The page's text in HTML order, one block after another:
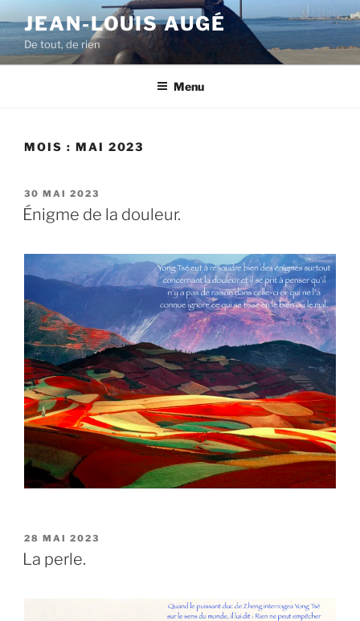
au
contenu
principal
JEAN-LOUIS AUGÉ
De tout, de rien
Menu
MOIS : MAI 2023
PUBLIÉ
LE
30 MAI 2023
Énigme de la douleur.
PUBLIÉ
LE
28 MAI 2023
La perle.